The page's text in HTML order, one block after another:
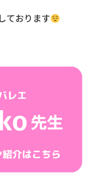
ております